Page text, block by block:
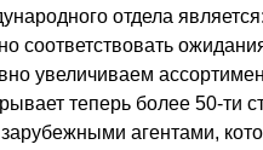
отдела
соответствовать
увеличиваем
теперь более 50-
зарубежными агентами,